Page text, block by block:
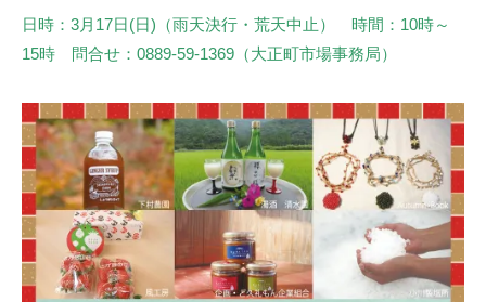
日時：3月17日(日)（雨天決行・荒天中止） 時間：10時～
15時 問合せ：0889-59-1369（大正町市場事務局）